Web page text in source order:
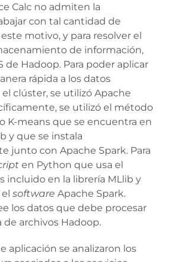
Calc no admiten la
con tal cantidad de
motivo, y para resolver el
de información,
de Hadoop. Para poder aplicar
rápida a los datos
clúster, se utilizó Apache
se utilizó el método
K-means que se encuentra en
y que se instala
junto con Apache Spark. Para
en Python que usa el
incluido en la librería MLlib y
software Apache Spark.
los datos que debe procesar
archivos Hadoop.
aplicación se analizaron los